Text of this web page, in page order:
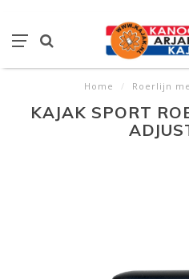
Home / Roerlijn
KAJAK SPORT